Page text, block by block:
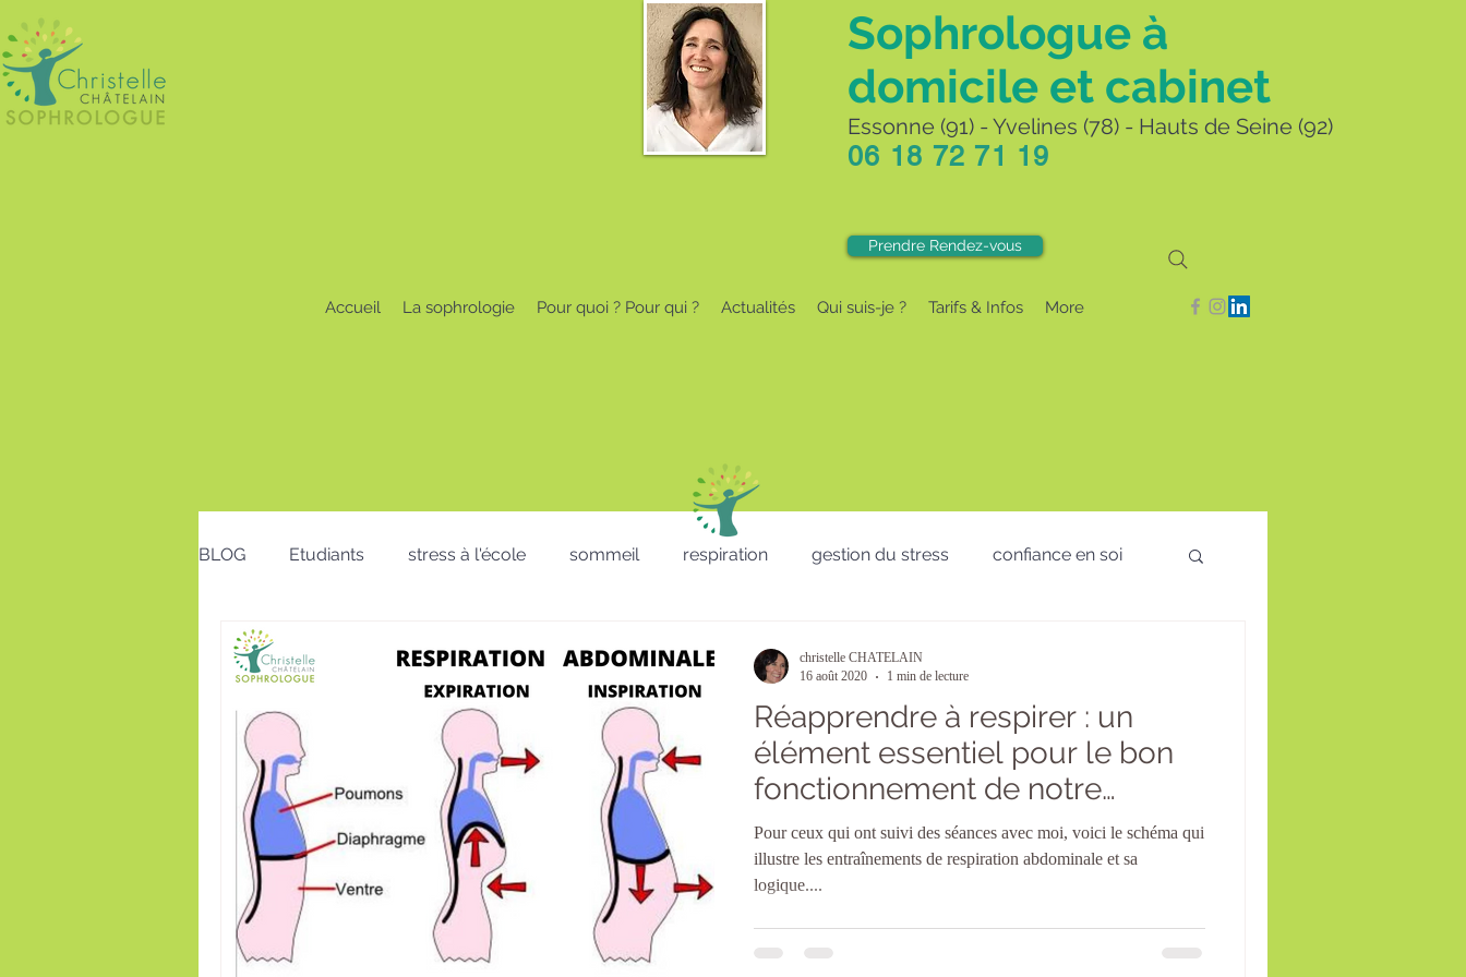
Sophrologue à
domicile et cabinet
Essonne (91) - Yvelines (78) - Hauts de Seine (92)
06 18 72 71 19
Prendre Rendez-vous
Accueil La sophrologie Pour quoi ? Pour qui ? Actualités Qui suis-je ? Tarifs & Infos More
BLOG Etudiants stress à l'école sommeil respiration gestion du stress confiance en soi
Emploi
calendrier action positive Enfants lâcher prise télétravail visio
postures au travail Voeux micro sieste
insomnie
Réapprendre à respirer : un
élément essentiel pour le bon
fonctionnement de notre
organisme
Pour ceux qui ont suivi des séances avec moi, voici le schéma qui
illustre les entraînements de respiration abdominale et sa
logique....
christelle CHATELAIN
16 août 2020
1 min de lecture